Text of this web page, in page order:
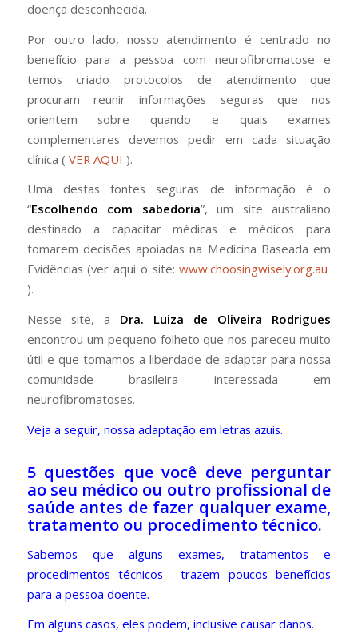
doença desconhecida.
Por outro lado, nosso atendimento é centrado no
benefício para a pessoa com neurofibromatose e
temos criado protocolos de atendimento que
procuram reunir informações seguras que nos
orientem sobre quando e quais exames
complementares devemos pedir em cada situação
clínica ( VER AQUI ).
Uma destas fontes seguras de informação é o
“Escolhendo com sabedoria”, um site australiano
destinado a capacitar médicas e médicos para
tomarem decisões apoiadas na Medicina Baseada em
Evidências (ver aqui o site:www.choosingwisely.org.au
).
Nesse site, a Dra. Luiza de Oliveira Rodrigues
encontrou um pequeno folheto que nos pareceu muito
útil e que tomamos a liberdade de adaptar para nossa
comunidade brasileira interessada em
neurofibromatoses.
Veja a seguir, nossa adaptação em letras azuis.
5 questões que você deve perguntar
ao seu médico ou outro profissional de
saúde antes de fazer qualquer exame,
tratamento ou procedimento técnico.
Sabemos que alguns exames, tratamentos e
procedimentos técnicos trazem poucos benefícios
para a pessoa doente.
Em alguns casos, eles podem, inclusive causar danos.